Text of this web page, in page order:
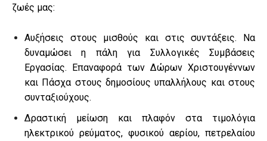
ζωές μας:
Αυξήσεις στους μισθούς και στις συντάξεις. Να
δυναμώσει η πάλη για Συλλογικές Συμβάσεις
Εργασίας. Επαναφορά των Δώρων Χριστουγέννων
και Πάσχα στους δημοσίους υπαλλήλους και στους
συνταξιούχους.
Δραστική μείωση και πλαφόν στα τιμολόγια
ηλεκτρικού ρεύματος, φυσικού αερίου, πετρελαίου